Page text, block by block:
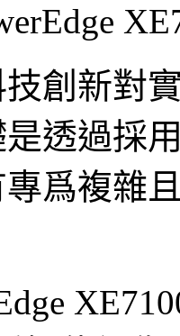
創新對
透過採
爲複雜